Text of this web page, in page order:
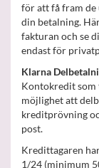
för att få fram
din betalning.
fakturan och se
endast för
Klarna
Kontokredit som
möjlighet att
kreditprövning
post.
Kredittagaren
1/24 (minimum